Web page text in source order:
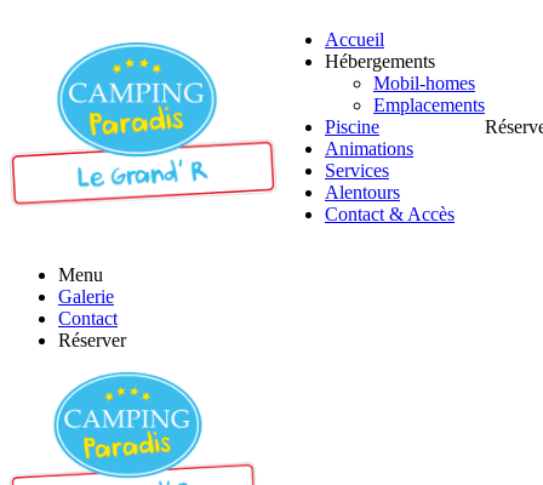
Accueil
Hébergements
Mobil-homes
Emplacements
Piscine
Animations
Services
Alentours
Contact & Accès
Menu
Galerie
Contact
Réserver